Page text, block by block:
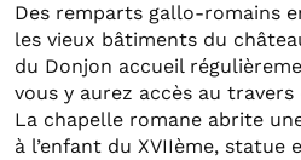
Des remparts gallo-romains
les vieux bâtiments du
du Donjon accueil
vous y aurez accès au travers
La chapelle romane abrite
à l’enfant du XVIIème, statue